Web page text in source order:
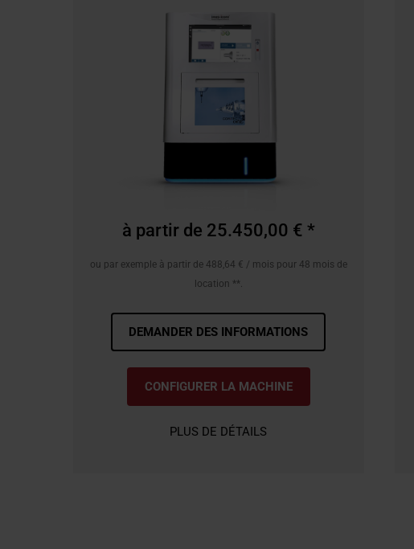
à partir de 25.450,00 € *
ou par exemple à partir de 488,64 € / mois pour 48 mois de
location **.
DEMANDER DES INFORMATIONS
CONFIGURER LA MACHINE
PLUS DE DÉTAILS